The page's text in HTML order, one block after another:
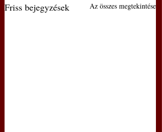
Friss bejegyzések Az összes megtekintése